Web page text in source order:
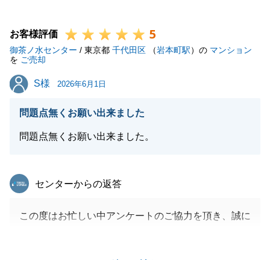
何なりとお申し付けくださいませ。
引き続きよろしくお願いいたします。
お客様評価 5
御茶ノ水センター / 東京都 千代田区 （岩本町駅）の マンション
を ご売却
S様
S様 2026年6月1日
問題点無くお願い出来ました
問題点無くお願い出来ました。
東急リバブル
センターからの返答
この度はお忙しい中アンケートのご協力を頂き、誠に